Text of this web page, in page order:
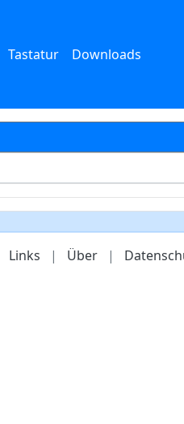
Tastatur Downloads
Links | Über |